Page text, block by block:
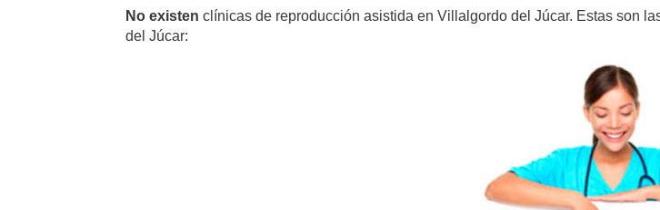
No existen clínicas de reproducción asistida en Villalgordo del Júcar. Estas son
del Júcar: